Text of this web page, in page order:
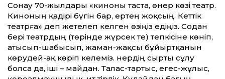
Сонау 70-жылдары «киноны таста, өнер көзі театр.
Киноның қадірі бүгін бар, ертең жоқсың. Кет­тік
театрға» деп жетелеп келген өзіңіз едіңіз. Содан
бері театрдың (төрінде жүрсек те) тепкісіне көніп,
атысып-шабысып, жаман-жақсы бұйыртқанын
көрудей-ақ көріп келеміз. Өнердің сырты сұлу
болса да, іші – майдан. Талас-тартыс, егес-жұлыс,